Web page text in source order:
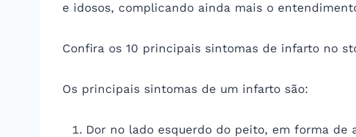
e idosos, complicando ainda mais o
Confira os 10 principais sintomas de infarto no
Os principais sintomas de um infarto são:
Dor no lado esquerdo do peito, em forma de